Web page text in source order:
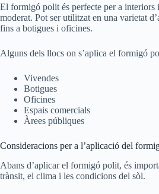
El formigó polit és perfecte per a interiors
moderat. Pot ser utilitzat en una varietat
fins a botigues i oficines.
Alguns dels llocs on s’aplica el formigó
Vivendes
Botigues
Oficines
Espais comercials
Àrees públiques
Consideracions per a l’aplicació del
Abans d’aplicar el formigó polit, és
trànsit, el clima i les condicions del sòl.